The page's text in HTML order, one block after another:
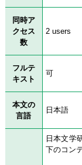
同時ア
クセス
数
2 users
フルテ
キスト
可
本文の
言語
日本語
日本文学
下のコン